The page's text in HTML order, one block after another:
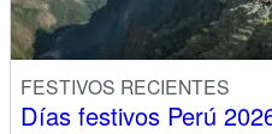
FESTIVOS RECIENTES
Días festivos Perú